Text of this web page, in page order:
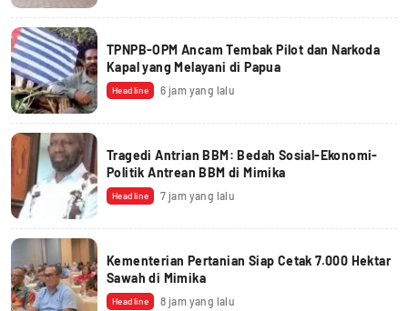
TPNPB-OPM Ancam Tembak Pilot dan Narkoda
Kapal yang Melayani di Papua
Headline 6 jam yang lalu
Tragedi Antrian BBM: Bedah Sosial-Ekonomi-
Politik Antrean BBM di Mimika
Headline 7 jam yang lalu
Kementerian Pertanian Siap Cetak 7.000 Hektar
Sawah di Mimika
Headline 8 jam yang lalu